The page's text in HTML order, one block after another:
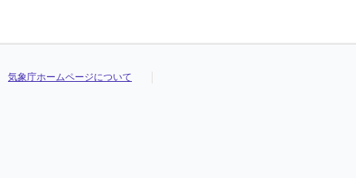
気象庁ホームページについて